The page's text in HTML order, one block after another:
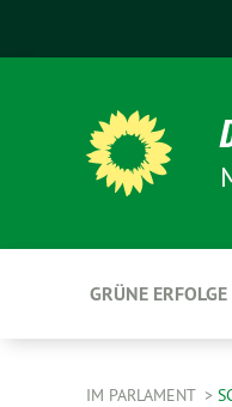
GRÜNE ERFOLGE
IM PARLAMENT